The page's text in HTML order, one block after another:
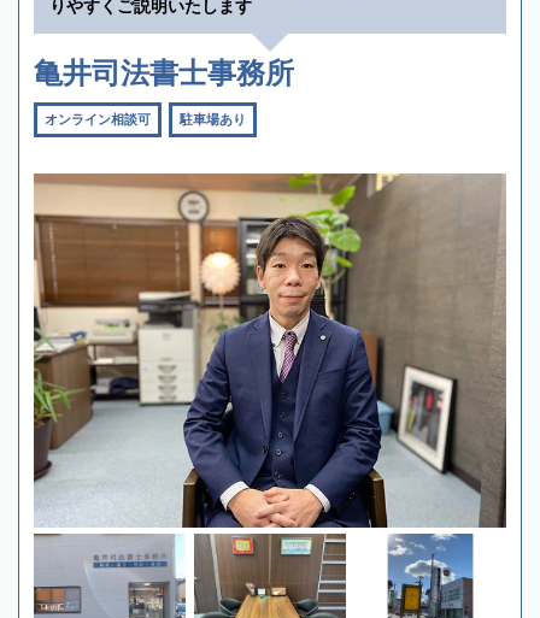
りやすくご説明いたします
亀井司法書士事務所
オンライン相談可 駐車場あり